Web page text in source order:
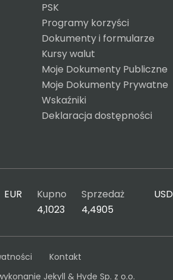
PSK
Programy korzyści
Dokumenty i formularze
Kursy walut
Moje Dokumenty Publiczne
Moje Dokumenty Prywatne
Wskaźniki
Deklaracja dostępności
EUR
Kupno
4,1023
Sprzedaż
4,4905
USD
Kontakt
Jekyll & Hyde Sp. z o.o.